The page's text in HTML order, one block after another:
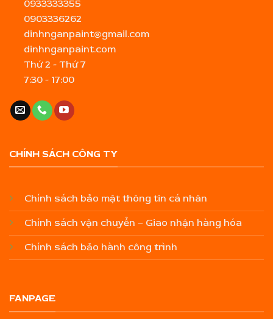
0933333355
0903336262
dinhnganpaint@gmail.com
dinhnganpaint.com
Thứ 2 - Thứ 7
7:30 - 17:00
CHÍNH SÁCH CÔNG TY
Chính sách bảo mật thông tin cá nhân
Chính sách vận chuyển – Giao nhận hàng hóa
Chính sách bảo hành công trình
FANPAGE